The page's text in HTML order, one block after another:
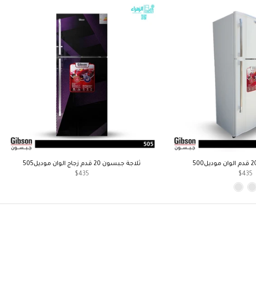
$435
ثلاجة جبسون 20 قدم زجاج الوان موديل505
$435